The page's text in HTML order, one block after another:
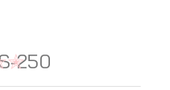
250